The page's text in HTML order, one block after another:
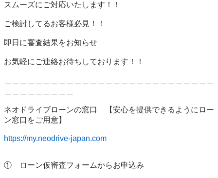
スムーズにご対応いたします！！
ご検討してるお客様必見！！
即日に審査結果をお知らせ
お気軽にご連絡お待ちしております！！
ネオドライブローンの窓口　【安心を提供できるようにロー
ン窓口をご用意】
https://my.neodrive-japan.com
①　ローン仮審査フォームからお申込み